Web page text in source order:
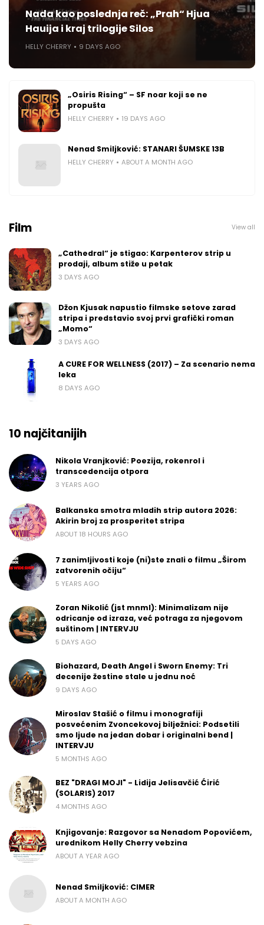
Nada kao poslednja reč: „Prah“ Hjua
Hauija i kraj trilogije Silos
HELLY CHERRY 9 DAYS AGO
„Osiris Rising“ – SF noar koji se ne
propušta
HELLY CHERRY 19 DAYS AGO
Nenad Smiljković: STANARI ŠUMSKE 13B
HELLY CHERRY ABOUT A MONTH AGO
Film View all
„Cathedral“ je stigao: Karpenterov strip u
prodaji, album stiže u petak
3 DAYS AGO
Džon Kjusak napustio filmske setove zarad
stripa i predstavio svoj prvi grafički roman
„Momo“
3 DAYS AGO
A CURE FOR WELLNESS (2017) – Za scenario nema
leka
8 DAYS AGO
10 najčitanijih
Nikola Vranjković: Poezija, rokenrol i
transcedencija otpora
3 YEARS AGO
Balkanska smotra mladih strip autora 2026:
Akirin broj za prosperitet stripa
ABOUT 18 HOURS AGO
7 zanimljivosti koje (ni)ste znali o filmu „Širom
zatvorenih očiju“
5 YEARS AGO
Zoran Nikolić (jst mnml): Minimalizam nije
odricanje od izraza, već potraga za njegovom
suštinom | INTERVJU
5 DAYS AGO
Biohazard, Death Angel i Sworn Enemy: Tri
decenije žestine stale u jednu noć
9 DAYS AGO
Miroslav Stašić o filmu i monografiji
posvećenim Zvoncekovoj bilježnici: Podsetili
smo ljude na jedan dobar i originalni bend |
INTERVJU
5 MONTHS AGO
BEZ "DRAGI MOJI" - Lidija Jelisavčić Ćirić
(SOLARIS) 2017
4 MONTHS AGO
Knjigovanje: Razgovor sa Nenadom Popovićem,
urednikom Helly Cherry vebzina
ABOUT A YEAR AGO
Nenad Smiljković: CIMER
ABOUT A MONTH AGO